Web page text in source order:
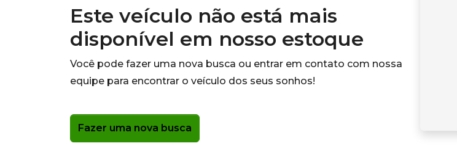
Este veículo não está mais
disponível em nosso estoque
Você pode fazer uma nova busca ou entrar em contato com nossa
equipe para encontrar o veículo dos seus sonhos!
Fazer uma nova busca